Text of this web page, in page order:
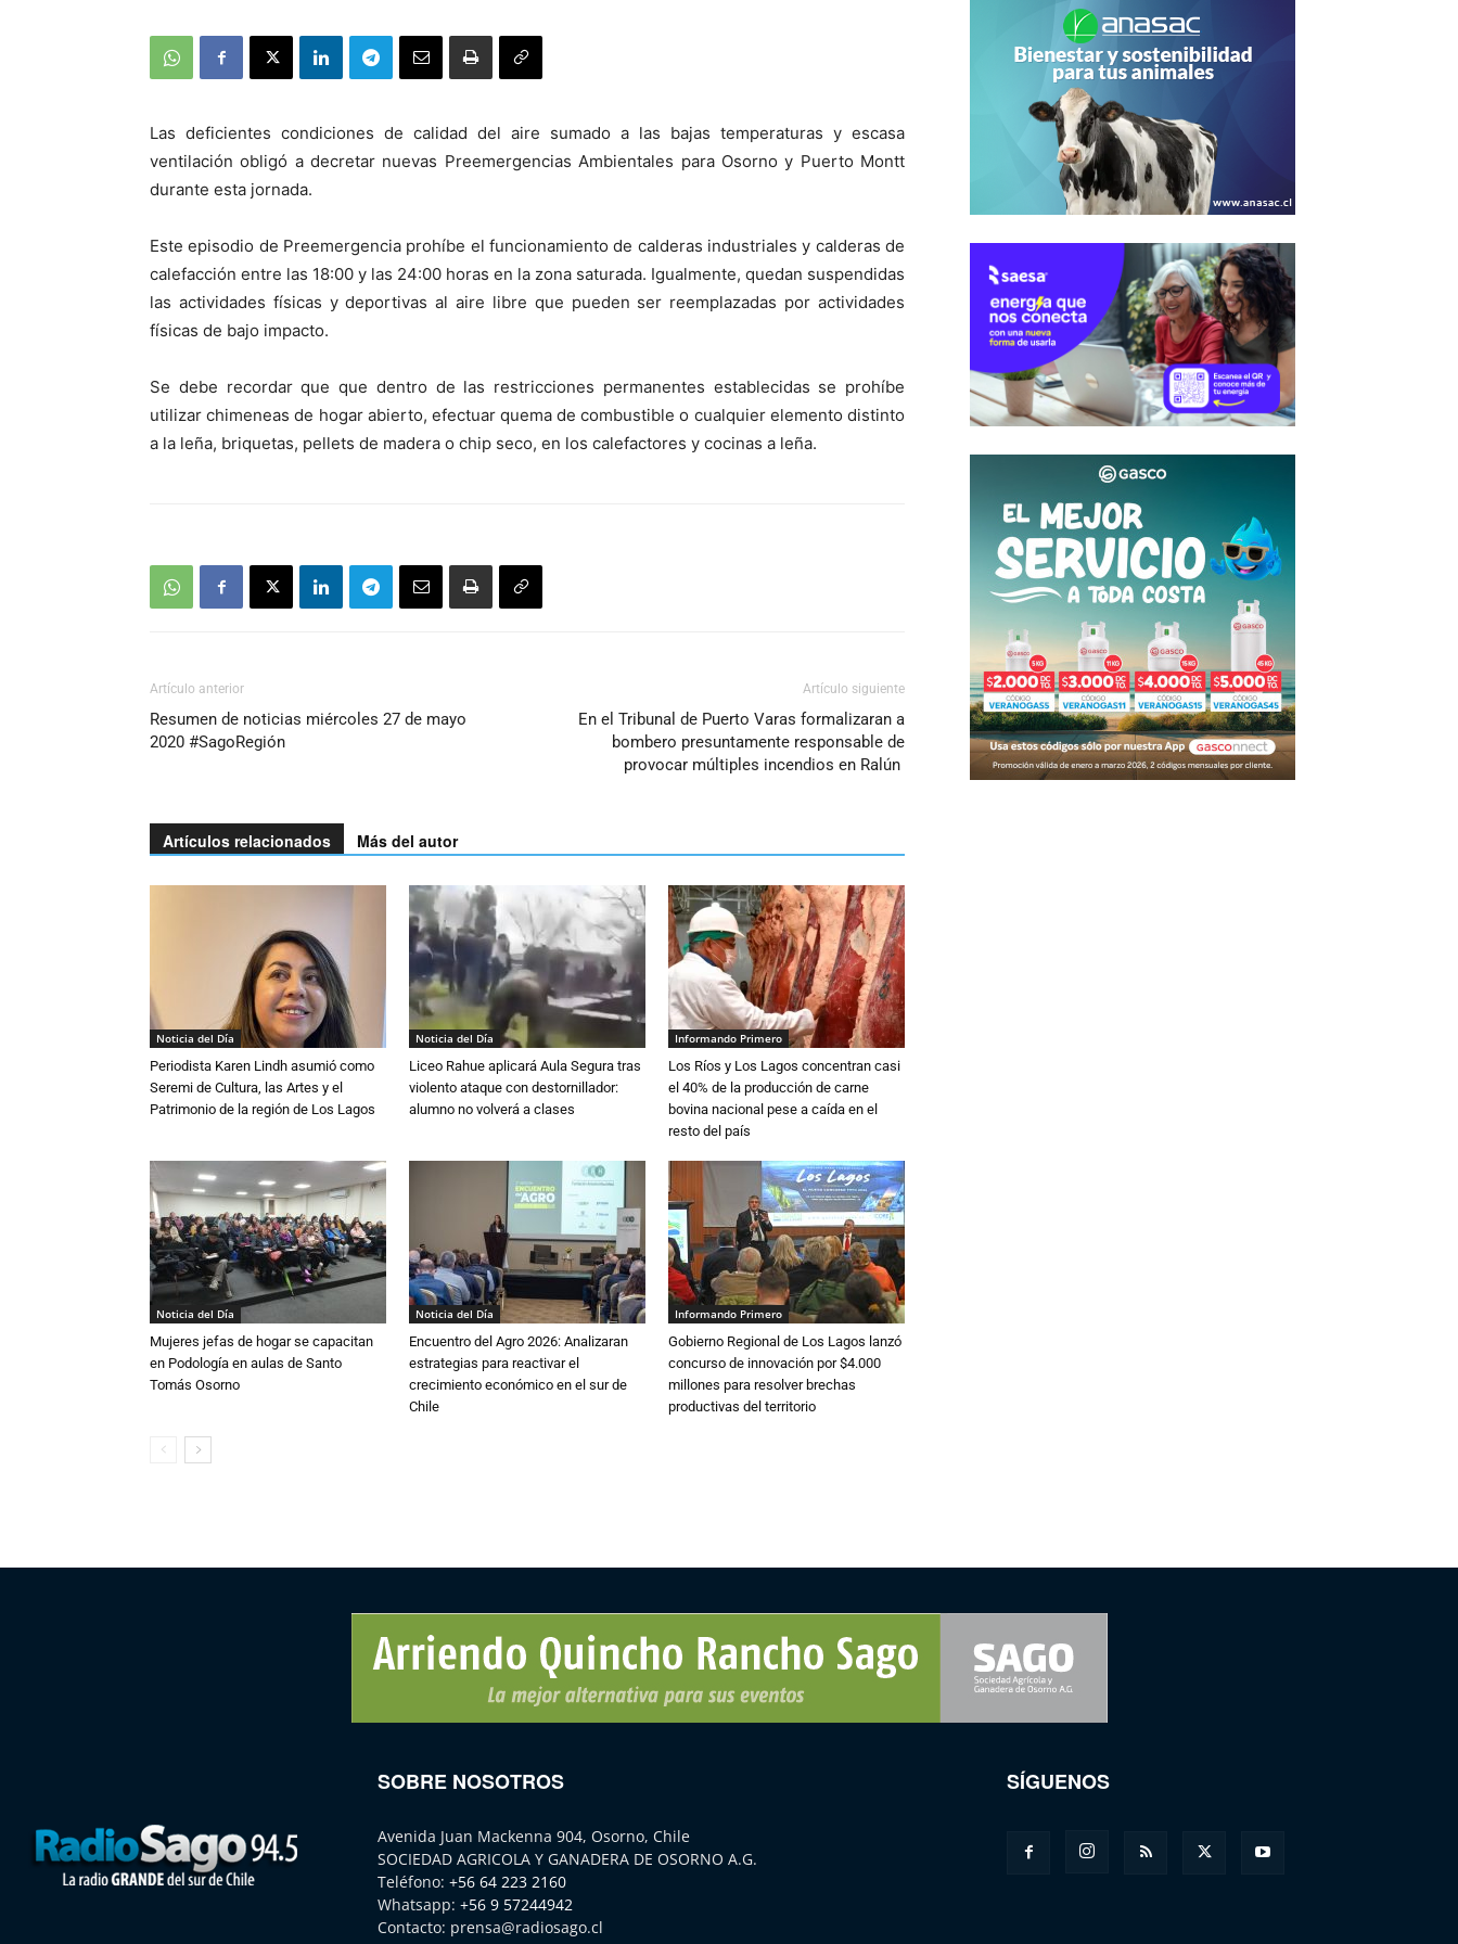
Las deficientes condiciones de calidad del aire sumado a las bajas temperaturas y escasa
ventilación obligó a decretar nuevas Preemergencias Ambientales para Osorno y Puerto Montt
durante esta jornada.
Este episodio de Preemergencia prohíbe el funcionamiento de calderas industriales y calderas de
calefacción entre las 18:00 y las 24:00 horas en la zona saturada. Igualmente, quedan suspendidas
las actividades físicas y deportivas al aire libre que pueden ser reemplazadas por actividades
físicas de bajo impacto.
Se debe recordar que que dentro de las restricciones permanentes establecidas se prohíbe
utilizar chimeneas de hogar abierto, efectuar quema de combustible o cualquier elemento distinto
a la leña, briquetas, pellets de madera o chip seco, en los calefactores y cocinas a leña.
Artículo anterior
Resumen de noticias miércoles 27 de mayo
2020 #SagoRegión
Artículo siguiente
En el Tribunal de Puerto Varas formalizaran a
bombero presuntamente responsable de
provocar múltiples incendios en Ralún
Artículos relacionados Más del autor
Noticia del Día
Periodista Karen Lindh asumió como
Seremi de Cultura, las Artes y el
Patrimonio de la región de Los Lagos
Noticia del Día
Liceo Rahue aplicará Aula Segura tras
violento ataque con destornillador:
alumno no volverá a clases
Informando Primero
Los Ríos y Los Lagos concentran casi
el 40% de la producción de carne
bovina nacional pese a caída en el
resto del país
Noticia del Día
Mujeres jefas de hogar se capacitan
en Podología en aulas de Santo
Tomás Osorno
Noticia del Día
Encuentro del Agro 2026: Analizaran
estrategias para reactivar el
crecimiento económico en el sur de
Chile
Informando Primero
Gobierno Regional de Los Lagos lanzó
concurso de innovación por $4.000
millones para resolver brechas
productivas del territorio
SOBRE NOSOTROS
Avenida Juan Mackenna 904, Osorno, Chile
SOCIEDAD AGRICOLA Y GANADERA DE OSORNO A.G.
Teléfono: +56 64 223 2160
Whatsapp: +56 9 57244942
Contacto: prensa@radiosago.cl
SÍGUENOS